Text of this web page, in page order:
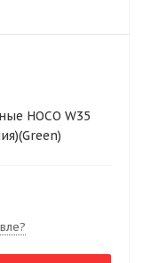
HOCO W35